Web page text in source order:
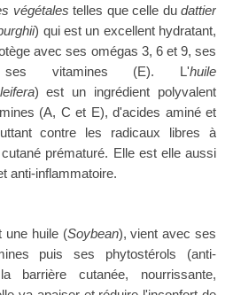
végétalestelles que celle du dattier
) qui est un excellent hydratant,
avec ses omégas 3, 6 et 9, ses
ses vitamines (E). L'huile
) est un ingrédient polyvalent
(A, C et E), d'acides aminé et
contre les radicaux libres à
prématuré. Elle est elle aussi
anti-inflammatoire.
une huile (Soybean), vient avec ses
puis ses phytostérols (anti-
barrière cutanée, nourrissante,